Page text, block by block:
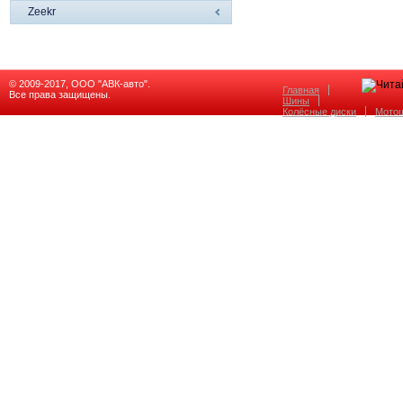
Zeekr
© 2009-2017, ООО "АВК-авто".
Все права защищены.
Главная
Шины
Колёсные диски